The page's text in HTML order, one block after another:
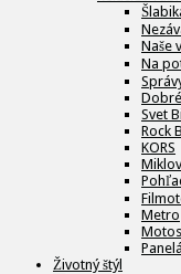
Naše
Na
Svet
Rock
KORS
Metro
Životný štýl